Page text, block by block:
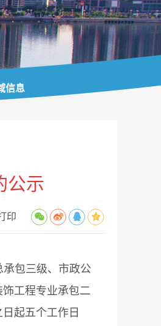
信息
公示
印
包三级、市政公
工程专业承包二
起五个工作日